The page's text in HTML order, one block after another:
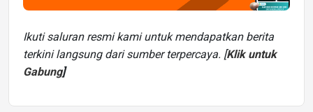
Ikuti saluran resmi kami untuk mendapatkan berita
terkini langsung dari sumber terpercaya. [Klik untuk
Gabung]